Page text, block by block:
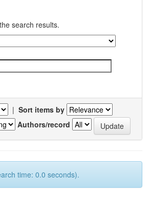
search results.
| Sort items by
Authors/record
time: 0.0 seconds).